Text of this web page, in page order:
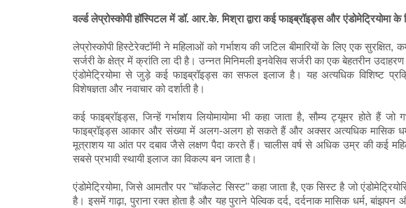
वर्ल्ड लेप्रोस्कोपी हॉस्पिटल में डॉ. आर.के. मिश्रा द्वारा कई फाइब्रॉइड्स और एंडोमेट्रियोमा के
लेप्रोस्कोपी हिस्टेरेक्टॉमी ने महिलाओं को गर्भाशय की जटिल बीमारियों के लिए एक
सर्जरी के क्षेत्र में क्रांति ला दी है। उन्नत मिनिमली इनवेसिव सर्जरी का एक बेहतरीन उदाहरण
एंडोमेट्रियोमा से जुड़े कई फाइब्रॉइड्स का सफल इलाज है। यह अत्यधिक विशिष्ट
विशेषज्ञता और नवाचार को दर्शाती है।
कई फाइब्रॉइड्स, जिन्हें गर्भाशय लियोमायोमा भी कहा जाता है, सौम्य ट्यूमर होते हैं जो
फाइब्रॉइड्स आकार और संख्या में अलग-अलग हो सकते हैं और अक्सर अत्यधिक मासिक धर्म
मूत्राशय या आंत पर दबाव जैसे लक्षण पैदा करते हैं। चालीस वर्ष से अधिक उम्र की कई
सबसे प्रभावी स्थायी इलाज का विकल्प बन जाता है।
एंडोमेट्रियोमा, जिसे आमतौर पर "चॉकलेट सिस्ट" कहा जाता है, एक सिस्ट है जो
है। इसमें गाढ़ा, पुराना रक्त होता है और यह पुराने पेल्विक दर्द, दर्दनाक मासिक धर्म,